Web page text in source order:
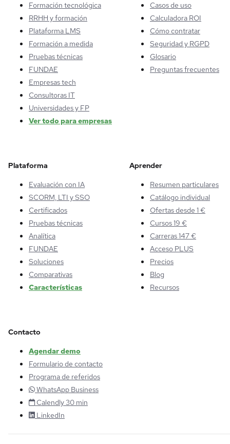
Formación tecnológica
RRHH y formación
Plataforma LMS
Formación a medida
Pruebas técnicas
FUNDAE
Empresas tech
Consultoras IT
Universidades y FP
Ver todo para empresas
Casos de uso
Calculadora ROI
Cómo contratar
Seguridad y RGPD
Glosario
Preguntas frecuentes
Plataforma
Evaluación con IA
SCORM, LTI y SSO
Certificados
Pruebas técnicas
Analítica
FUNDAE
Soluciones
Comparativas
Características
Aprender
Resumen particulares
Catálogo individual
Ofertas desde 1 €
Cursos 19 €
Carreras 147 €
Acceso PLUS
Precios
Blog
Recursos
Contacto
Agendar demo
Formulario de contacto
Programa de referidos
WhatsApp Business
Calendly 30 min
LinkedIn